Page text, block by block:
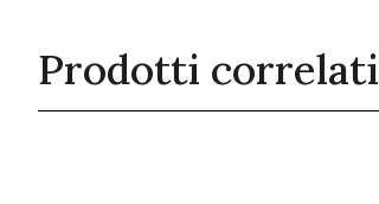
Prodotti correlati